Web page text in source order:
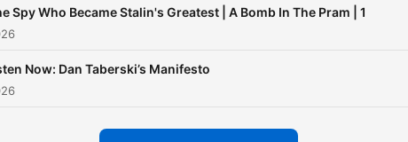
Spy Who Became Stalin's Greatest | A Bomb In The Pram | 1
Now: Dan Taberski’s Manifesto